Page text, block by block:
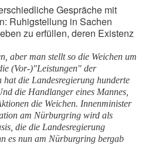
Gespräche mit
Ruhigstellung in Sachen
zu erfüllen, deren Existenz
aber man stellt so die Weichen um
(Vor-)"Leistungen" der
die Landesregierung hunderte
die Handlanger eines Mannes,
die Weichen. Innenminister
am Nürburgring wird als
die die Landesregierung
es nun am Nürburgring bergab